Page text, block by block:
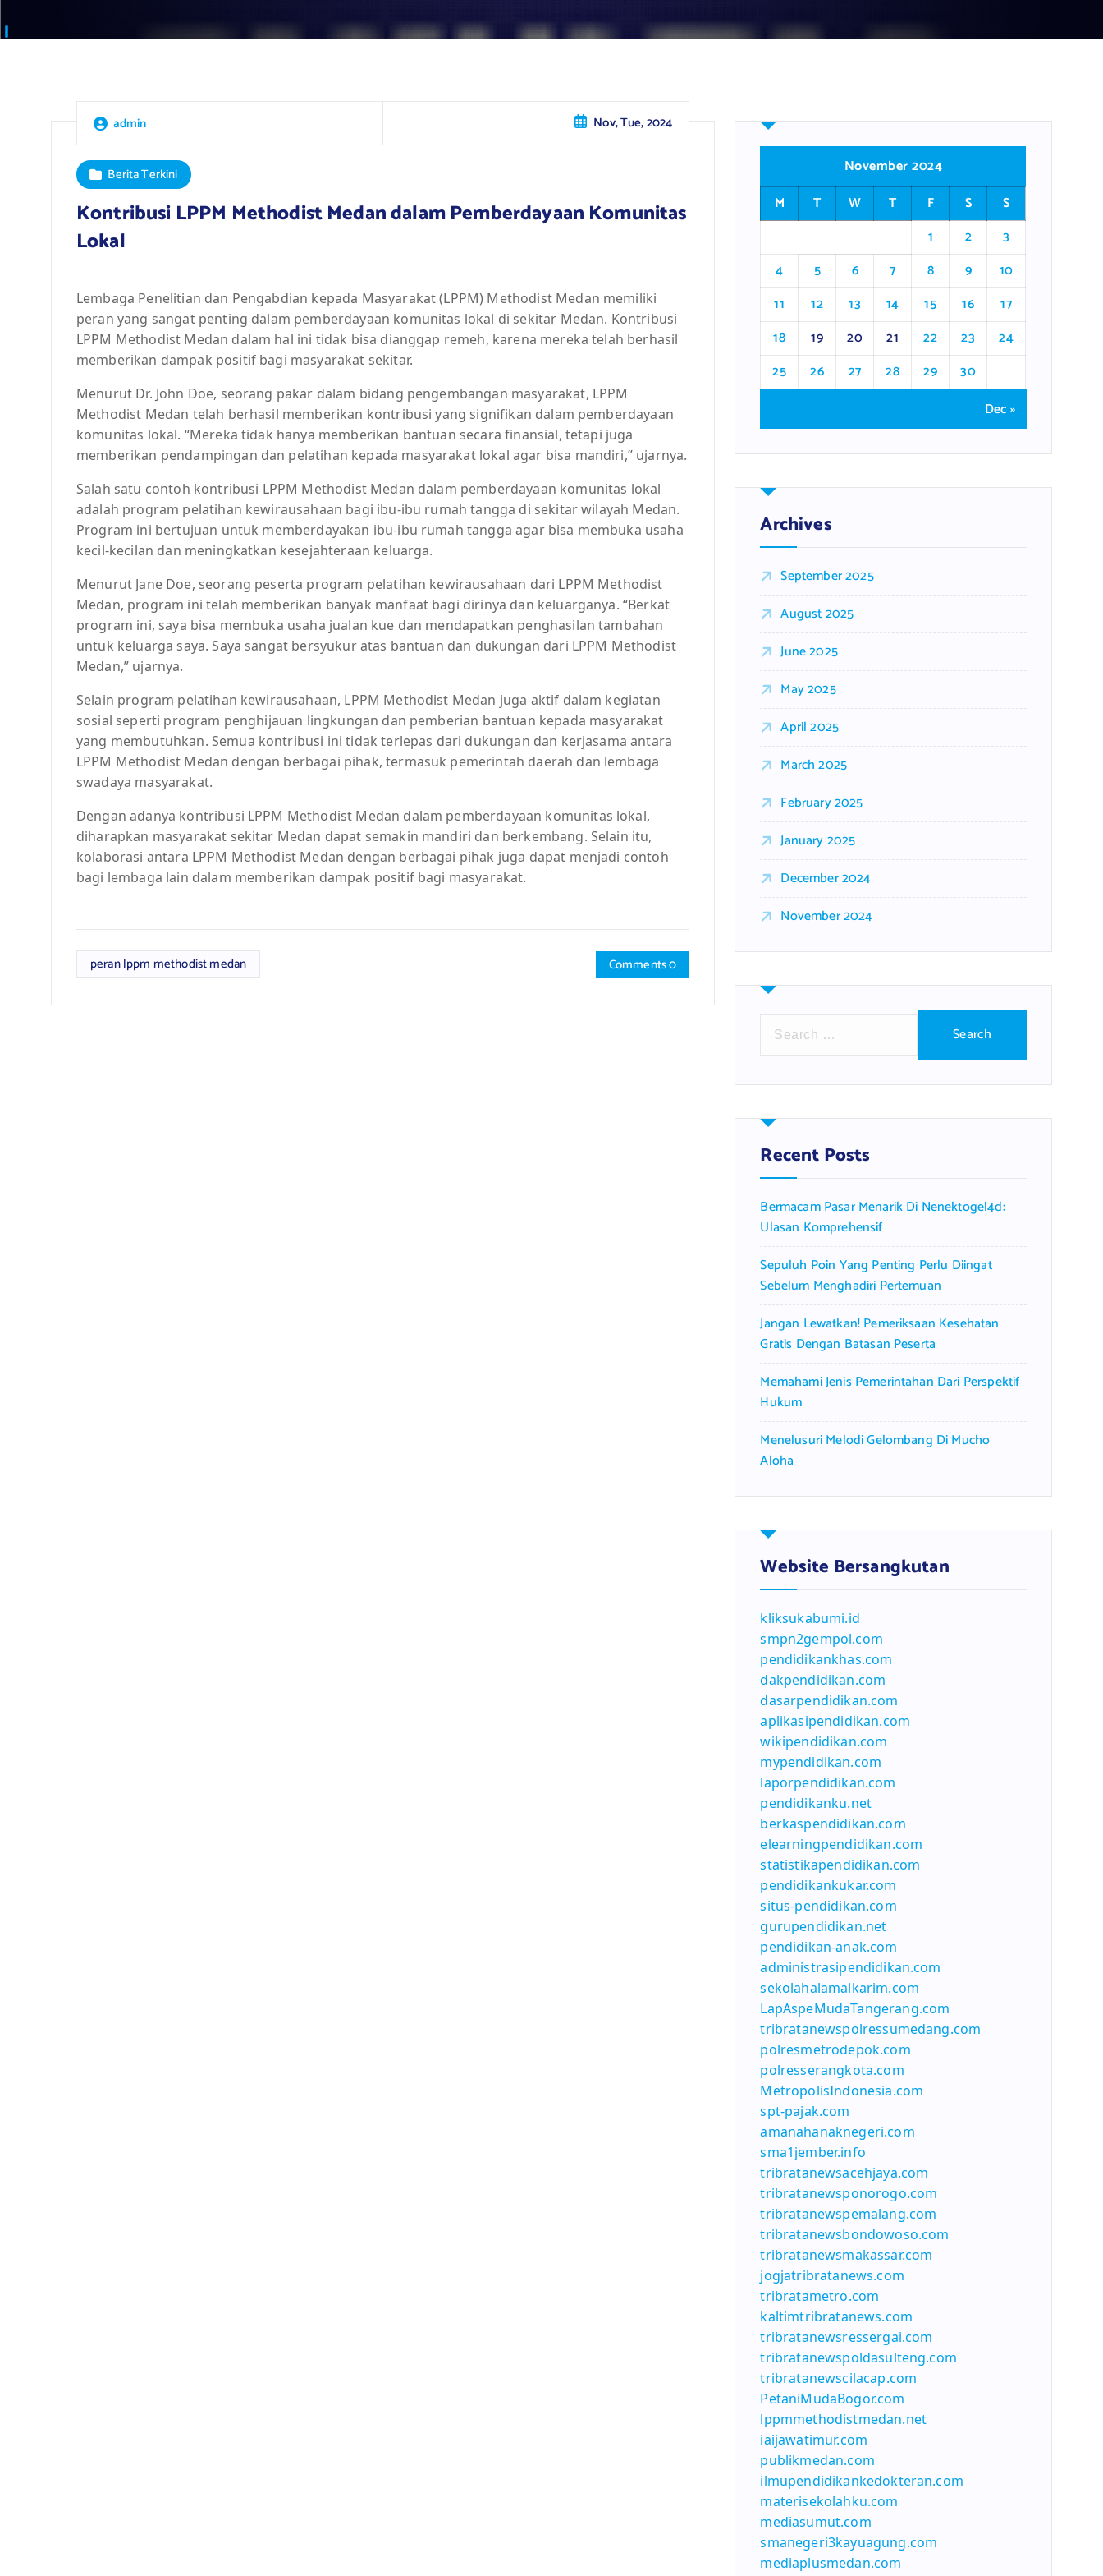
admin Nov, Tue, 2024
Berita Terkini
Kontribusi LPPM Methodist Medan dalam Pemberdayaan Komunitas
Lokal
Lembaga Penelitian dan Pengabdian kepada Masyarakat (LPPM) Methodist Medan memiliki
peran yang sangat penting dalam pemberdayaan komunitas lokal di sekitar Medan. Kontribusi
LPPM Methodist Medan dalam hal ini tidak bisa dianggap remeh, karena mereka telah berhasil
memberikan dampak positif bagi masyarakat sekitar.
Menurut Dr. John Doe, seorang pakar dalam bidang pengembangan masyarakat, LPPM
Methodist Medan telah berhasil memberikan kontribusi yang signifikan dalam pemberdayaan
komunitas lokal. “Mereka tidak hanya memberikan bantuan secara finansial, tetapi juga
memberikan pendampingan dan pelatihan kepada masyarakat lokal agar bisa mandiri,” ujarnya.
Salah satu contoh kontribusi LPPM Methodist Medan dalam pemberdayaan komunitas lokal
adalah program pelatihan kewirausahaan bagi ibu-ibu rumah tangga di sekitar wilayah Medan.
Program ini bertujuan untuk memberdayakan ibu-ibu rumah tangga agar bisa membuka usaha
kecil-kecilan dan meningkatkan kesejahteraan keluarga.
Menurut Jane Doe, seorang peserta program pelatihan kewirausahaan dari LPPM Methodist
Medan, program ini telah memberikan banyak manfaat bagi dirinya dan keluarganya. “Berkat
program ini, saya bisa membuka usaha jualan kue dan mendapatkan penghasilan tambahan
untuk keluarga saya. Saya sangat bersyukur atas bantuan dan dukungan dari LPPM Methodist
Medan,” ujarnya.
Selain program pelatihan kewirausahaan, LPPM Methodist Medan juga aktif dalam kegiatan
sosial seperti program penghijauan lingkungan dan pemberian bantuan kepada masyarakat
yang membutuhkan. Semua kontribusi ini tidak terlepas dari dukungan dan kerjasama antara
LPPM Methodist Medan dengan berbagai pihak, termasuk pemerintah daerah dan lembaga
swadaya masyarakat.
Dengan adanya kontribusi LPPM Methodist Medan dalam pemberdayaan komunitas lokal,
diharapkan masyarakat sekitar Medan dapat semakin mandiri dan berkembang. Selain itu,
kolaborasi antara LPPM Methodist Medan dengan berbagai pihak juga dapat menjadi contoh
bagi lembaga lain dalam memberikan dampak positif bagi masyarakat.
peran lppm methodist medan Comments 0
November 2024
M
T W T F S
S
1
2
3
4
5 6 7 8 9
10
11
12 13 14 15 16
17
18
19 20 21 22 23
24
25
26 27 28 29
30
Dec »
Archives
September 2025
August 2025
June 2025
May 2025
April 2025
March 2025
February 2025
January 2025
December 2024
November 2024
r
h
f
o
:
Recent Posts
Bermacam Pasar Menarik Di Nenektogel4d:
Ulasan Komprehensif
Sepuluh Poin Yang Penting Perlu Diingat
Sebelum Menghadiri Pertemuan
Jangan Lewatkan! Pemeriksaan Kesehatan
Gratis Dengan Batasan Peserta
Memahami Jenis Pemerintahan Dari Perspektif
Hukum
Menelusuri Melodi Gelombang Di Mucho
Aloha
Website Bersangkutan
kliksukabumi.id
smpn2gempol.com
pendidikankhas.com
dakpendidikan.com
dasarpendidikan.com
aplikasipendidikan.com
wikipendidikan.com
mypendidikan.com
laporpendidikan.com
pendidikanku.net
berkaspendidikan.com
elearningpendidikan.com
statistikapendidikan.com
pendidikankukar.com
situs-pendidikan.com
gurupendidikan.net
pendidikan-anak.com
administrasipendidikan.com
sekolahalamalkarim.com
LapAspeMudaTangerang.com
tribratanewspolressumedang.com
polresmetrodepok.com
polresserangkota.com
MetropolisIndonesia.com
spt-pajak.com
amanahanaknegeri.com
sma1jember.info
tribratanewsacehjaya.com
tribratanewsponorogo.com
tribratanewspemalang.com
tribratanewsbondowoso.com
tribratanewsmakassar.com
jogjatribratanews.com
tribratametro.com
kaltimtribratanews.com
tribratanewsressergai.com
tribratanewspoldasulteng.com
tribratanewscilacap.com
PetaniMudaBogor.com
lppmmethodistmedan.net
iaijawatimur.com
publikmedan.com
ilmupendidikankedokteran.com
materisekolahku.com
mediasumut.com
smanegeri3kayuagung.com
mediaplusmedan.com